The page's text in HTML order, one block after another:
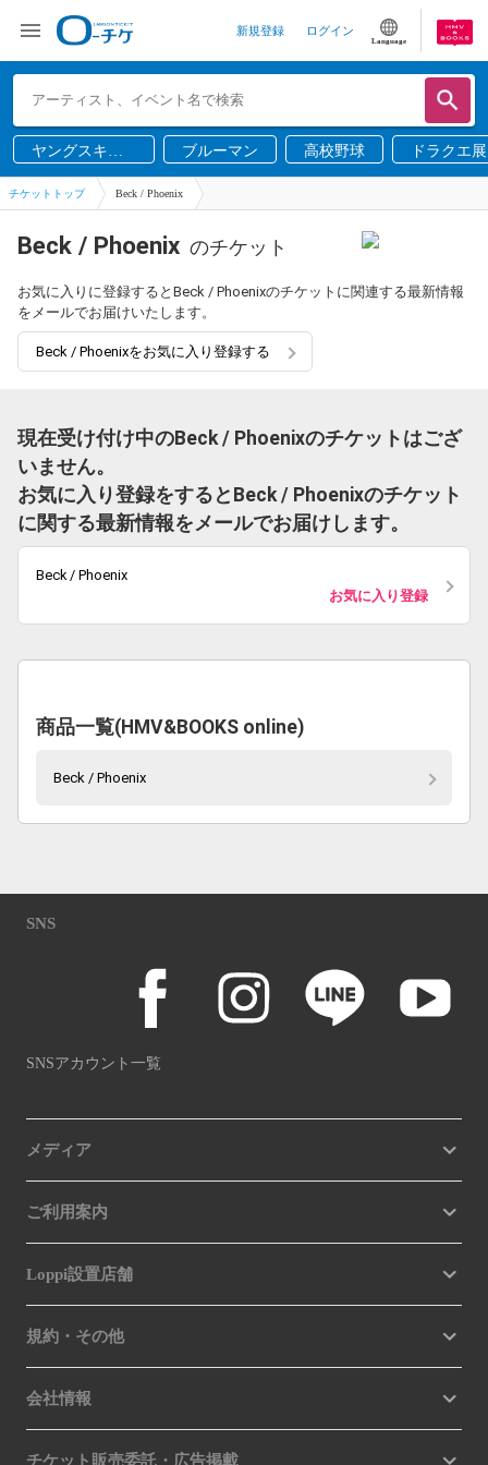
新規登録 ログイン
Language
ヤングスキニ
ー
ブルーマン 高校野球 ドラクエ展
チケットトップ Beck / Phoenix
Beck / Phoenix のチケット
お気に入りに登録するとBeck / Phoenixのチケットに関連する最新情報
をメールでお届けいたします。
Beck / Phoenixをお気に入り登録する
現在受け付け中のBeck / Phoenixのチケットはござ
いません。
お気に入り登録をするとBeck / Phoenixのチケット
に関する最新情報をメールでお届けします。
Beck / Phoenix
お気に入り登録
商品一覧(HMV&BOOKS online)
Beck / Phoenix
SNS
SNSアカウント一覧
メディア
ご利用案内
Loppi設置店舗
規約・その他
会社情報
チケット販売委託・広告掲載